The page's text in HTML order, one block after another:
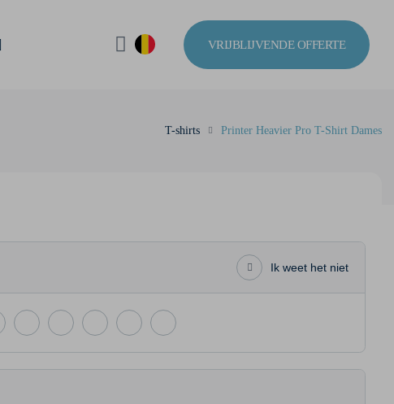
VRIJBLIJVENDE OFFERTE
T-shirts Printer Heavier Pro T-Shirt Dames
Ik weet het niet